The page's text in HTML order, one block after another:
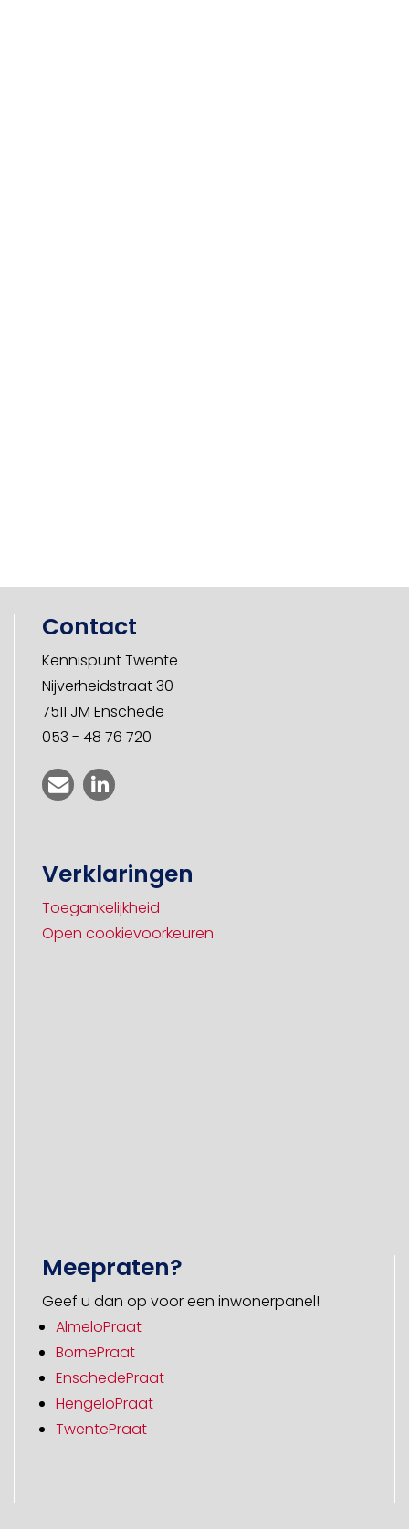
Contact
Kennispunt Twente
Nijverheidstraat 30
7511 JM Enschede
053 - 48 76 720
Verklaringen
Toegankelijkheid
Open cookievoorkeuren
Meepraten?
Geef u dan op voor een inwonerpanel!
AlmeloPraat
BornePraat
EnschedePraat
HengeloPraat
TwentePraat